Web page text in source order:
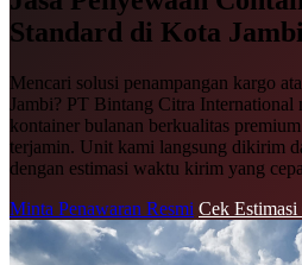
Standard di Kota Jambi
Mencari solusi penampangan kargo
Jambi? PT Bintang Citra International
kontainer bulanan berkualitas
terjamin. Unit kami langsung dikirim
dengan estimasi waktu kirim yang
Minta Penawaran Resmi Cek